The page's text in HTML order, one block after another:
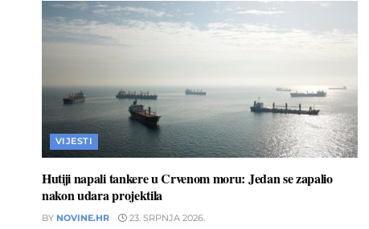
VIJESTI
Hutiji napali tankere u Crvenom moru: Jedan se zapalio
nakon udara projektila
BY NOVINE.HR 23. SRPNJA 2026.